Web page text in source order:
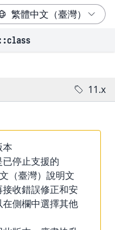
11.x
本
停止支援的
（臺灣）說明文
收錯誤修正和安
側欄中選擇其他